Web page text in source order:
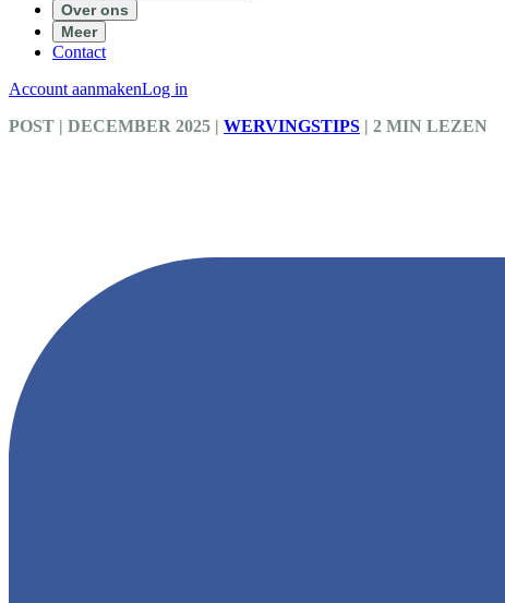
Over ons
Meer
Contact
Account aanmakenLog in
POST | DECEMBER 2025 | WERVINGSTIPS | 2 MIN LEZEN